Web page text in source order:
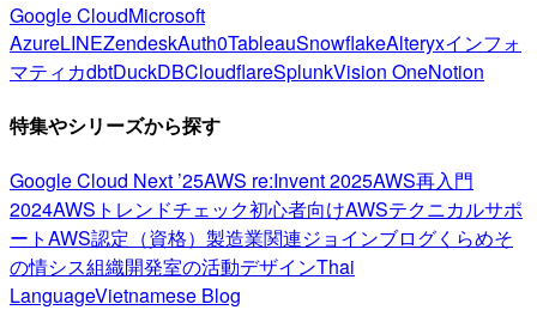
Google CloudMicrosoft
AzureLINEZendeskAuth0TableauSnowflakeAlteryxインフォ
マティカdbtDuckDBCloudflareSplunkVision OneNotion
特集やシリーズから探す
Google Cloud Next ’25AWS re:Invent 2025AWS再入門
2024AWSトレンドチェック初心者向けAWSテクニカルサポ
ートAWS認定（資格） 製造業関連ジョインブログくらめそ
の情シス組織開発室の活動デザインThai
LanguageVietnamese Blog